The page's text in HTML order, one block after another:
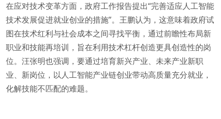
在应对技术变革方面，政府工作报告提出“完善适应人工智能
技术发展促进就业创业的措施”。王鹏认为，这意味着政府试
图在技术红利与社会成本之间寻找平衡，通过前瞻性布局新
职业和技能再培训，旨在利用技术杠杆创造更具创造性的岗
位。汪张明也强调，要通过培育新兴产业、未来产业新职
业、新岗位，以人工智能产业链创业带动高质量充分就业，
化解技能不匹配的难题。